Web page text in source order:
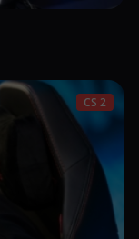
CS 2